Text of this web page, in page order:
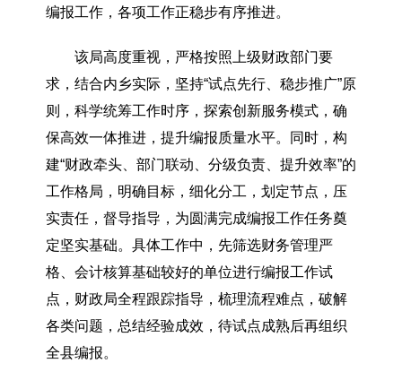
编报工作，各项工作正稳步有序推进。
该局高度重视，严格按照上级财政部门要
求，结合内乡实际，坚持“试点先行、稳步推广”原
则，科学统筹工作时序，探索创新服务模式，确
保高效一体推进，提升编报质量水平。同时，构
建“财政牵头、部门联动、分级负责、提升效率”的
工作格局，明确目标，细化分工，划定节点，压
实责任，督导指导，为圆满完成编报工作任务奠
定坚实基础。具体工作中，先筛选财务管理严
格、会计核算基础较好的单位进行编报工作试
点，财政局全程跟踪指导，梳理流程难点，破解
各类问题，总结经验成效，待试点成熟后再组织
全县编报。